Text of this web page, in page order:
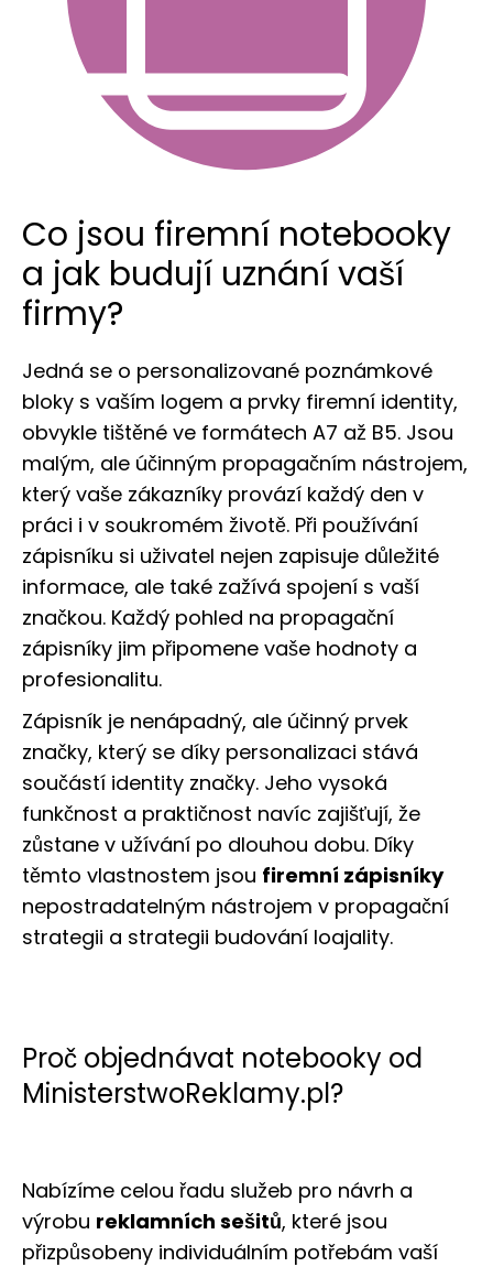
Co jsou firemní notebooky
a jak budují uznání vaší
firmy?
Jedná se o personalizované poznámkové
bloky s vaším logem a prvky firemní identity,
obvykle tištěné ve formátech A7 až B5. Jsou
malým, ale účinným propagačním nástrojem,
který vaše zákazníky provází každý den v
práci i v soukromém životě. Při používání
zápisníku si uživatel nejen zapisuje důležité
informace, ale také zažívá spojení s vaší
značkou. Každý pohled na propagační
zápisníky jim připomene vaše hodnoty a
profesionalitu.
Zápisník je nenápadný, ale účinný prvek
značky, který se díky personalizaci stává
součástí identity značky. Jeho vysoká
funkčnost a praktičnost navíc zajišťují, že
zůstane v užívání po dlouhou dobu. Díky
těmto vlastnostem jsou firemní zápisníky
nepostradatelným nástrojem v propagační
strategii a strategii budování loajality.
Proč objednávat notebooky od
MinisterstwoReklamy.pl?
Nabízíme celou řadu služeb pro návrh a
výrobu reklamních sešitů, které jsou
přizpůsobeny individuálním potřebám vaší